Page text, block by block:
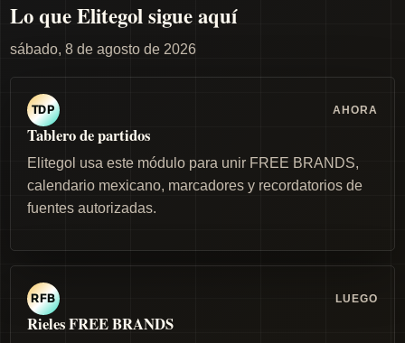
Lo que Elitegol sigue aquí
sábado, 8 de agosto de 2026
TDP AHORA
Tablero de partidos
Elitegol usa este módulo para unir FREE BRANDS,
calendario mexicano, marcadores y recordatorios de
fuentes autorizadas.
RFB LUEGO
Rieles FREE BRANDS